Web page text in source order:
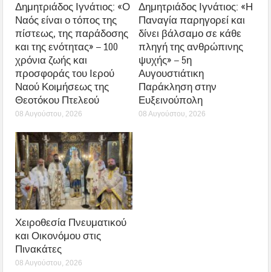
Δημητριάδος Ιγνάτιος: «Ο
Ναός είναι ο τόπος της
πίστεως, της παράδοσης
και της ενότητας» – 100
χρόνια ζωής και
προσφοράς του Ιερού
Ναού Κοιμήσεως της
Θεοτόκου Πτελεού
08 Αυγούστου, 2026
Δημητριάδος Ιγνάτιος: «Η
Παναγία παρηγορεί και
δίνει βάλσαμο σε κάθε
πληγή της ανθρώπινης
ψυχής» – 5η
Αυγουστιάτικη
Παράκληση στην
Ευξεινούπολη
08 Αυγούστου, 2026
Χειροθεσία Πνευματικού
και Οικονόμου στις
Πινακάτες
08 Αυγούστου, 2026